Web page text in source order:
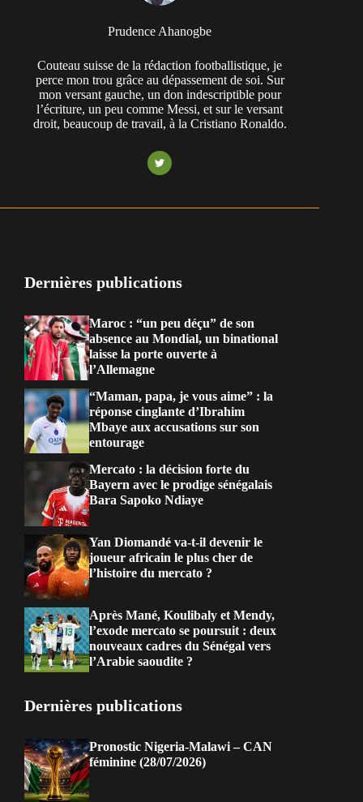
Prudence Ahanogbe
Couteau suisse de la rédaction footballistique, je
perce mon trou grâce au dépassement de soi. Sur
mon versant gauche, un don indescriptible pour
l’écriture, un peu comme Messi, et sur le versant
droit, beaucoup de travail, à la Cristiano Ronaldo.
Dernières publications
Maroc : “un peu déçu” de son
absence au Mondial, un binational
laisse la porte ouverte à
l’Allemagne
“Maman, papa, je vous aime” : la
réponse cinglante d’Ibrahim
Mbaye aux accusations sur son
entourage
Mercato : la décision forte du
Bayern avec le prodige sénégalais
Bara Sapoko Ndiaye
Yan Diomandé va-t-il devenir le
joueur africain le plus cher de
l’histoire du mercato ?
Après Mané, Koulibaly et Mendy,
l’exode mercato se poursuit : deux
nouveaux cadres du Sénégal vers
l’Arabie saoudite ?
Dernières publications
Pronostic Nigeria-Malawi – CAN
féminine (28/07/2026)